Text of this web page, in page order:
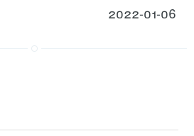
2022-01-06